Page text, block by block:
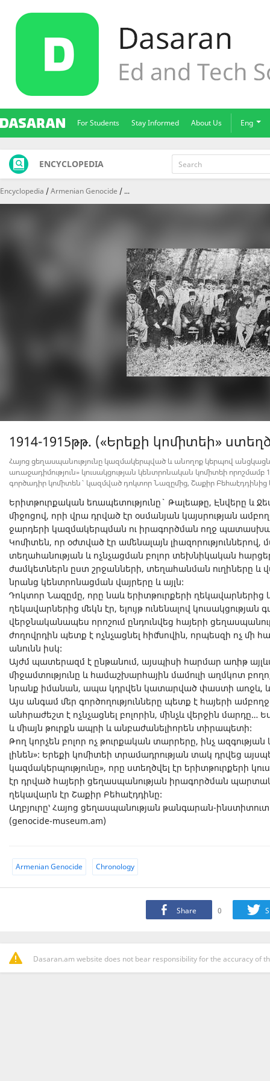
For Students Stay Informed About Us Eng
ENCYCLOPEDIA
Encyclopedia Armenian Genocide ...
1914-1915թթ. («Երեքի կոմիտեի»
Հայոց ցեղասպանությունը կազմակերպված և անողոք կերպով
առաջադիմություն» կուսակցության կենտրոնական կոմիտեի
գործադիր կոմիտեն` կազմված դոկտոր Նազըմից, Շաքիր Բեհաէդդինից
Երիտթուրքական եռապետությունը` Թալեաթը, Էնվերը և
միջոցով, որի վրա դրված էր օսմանյան կայսրության
ջարդերի կազմակերպման ու իրագործման ողջ
Կոմիտեն, որ օժտված էր ամենալայն լիազորություններով,
տեղահանության և ոչնչացման բոլոր տեխնիկական
ժամկետներն ըստ շրջանների, տեղահանման ուղիները և
նրանց կենտրոնացման վայրերը և այլն:
Դոկտոր Նազըմը, որը նաև երիտթուրքերի ղեկավարներից
ղեկավարներից մեկն էր, ելույթ ունենալով
վերջնականապես որոշում ընդունվեց հայերի
ժողովրդին պետք է ոչնչացնել հիմնովին, որպեսզի ոչ մի
անունն իսկ:
Այժմ պատերազմ է ընթանում, այսպիսի հարմար առիթ այլևս
միջամտությունը և համաշխարհային մամուլի աղմկոտ
նրանք իմանան, ապա կդրվեն կատարված փաստի առջև,
Այս անգամ մեր գործողությունները պետք է հայերի
անհրաժեշտ է ոչնչացնել բոլորին, մինչև վերջին մարդը…
և միայն թուրքն ապրի և անբաժանելիորեն տիրապետի:
Թող կորչեն բոլոր ոչ թուրքական տարրերը, ինչ
լինեն»: Երեքի կոմիտեի տրամադրության տակ դրվեց
կազմակերպությունը», որը ստեղծվել էր երիտթուրքերի
էր դրված հայերի ցեղասպանության իրագործման
ղեկավարն էր Շաքիր Բեհաէդդինը:
Աղբյուրը՝ Հայոց ցեղասպանության թանգարան-
(genocide-museum.am)
Armenian Genocide Chronology
Share 0
Dasaran.am website does not bear responsibility for the accuracy of